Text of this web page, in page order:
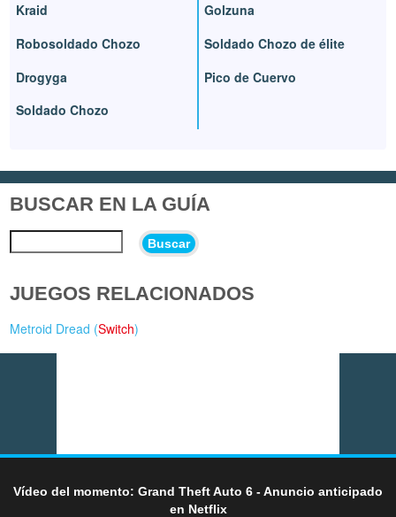
Kraid
Robosoldado Chozo
Drogyga
Soldado Chozo
Golzuna
Soldado Chozo de élite
Pico de Cuervo
BUSCAR EN LA GUÍA
Buscar
JUEGOS RELACIONADOS
Metroid Dread (Switch)
Vídeo del momento: Grand Theft Auto 6 - Anuncio anticipado
en Netflix